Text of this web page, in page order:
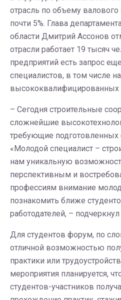
отрасль по объему валового
почти 5%. Глава
области Дмитрий Ассонов
отрасли работает 19 тысяч
предприятий есть запрос
специалистов, в том числе на
высококвалифицированных
– Сегодня строительные
сложнейшие
требующие подготовленных
«Молодой специалист –
нам уникальную
перспективным и
профессиям внимание
познакомить ближе
работодателей, – подчеркнул
Для студентов форум, по
отличной возможностью
практики или
мероприятия планируется,
студентов-участников